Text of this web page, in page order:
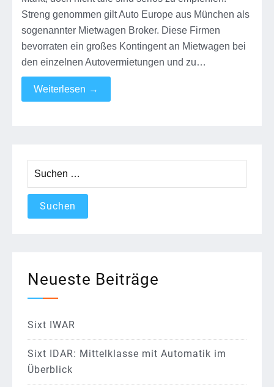
Streng genommen gilt Auto Europe aus München als
sogenannter Mietwagen Broker. Diese Firmen
bevorraten ein großes Kontingent an Mietwagen bei
den einzelnen Autovermietungen und zu…
Weiterlesen →
Neueste Beiträge
Sixt IWAR
Sixt IDAR: Mittelklasse mit Automatik im
Überblick